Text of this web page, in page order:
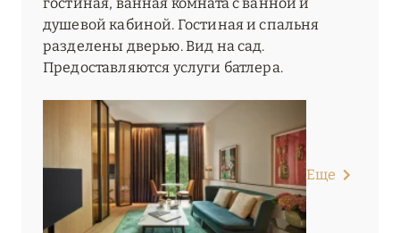
душевой кабиной. Гостиная и спальня
разделены дверью. Вид на сад.
Предоставляются услуги батлера.
Еще